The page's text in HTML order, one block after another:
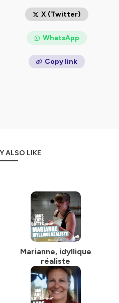
X (Twitter)
WhatsApp
Copy link
ALSO LIKE
Marianne, idyllique
réaliste